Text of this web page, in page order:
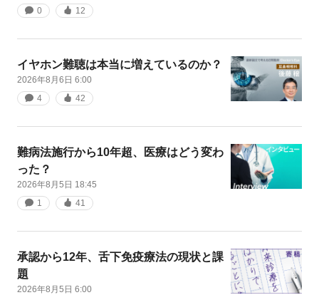
0
12
イヤホン難聴は本当に増えているのか？
2026年8月6日 6:00
4
42
難病法施行から10年超、医療はどう変わ
った？
2026年8月5日 18:45
1
41
承認から12年、舌下免疫療法の現状と課
題
2026年8月5日 6:00